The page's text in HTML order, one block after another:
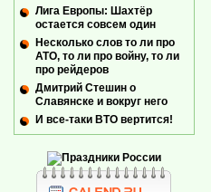
Лига Европы: Шахтёр
остается совсем один
Несколько слов то ли про
АТО, то ли про войну, то ли
про рейдеров
Дмитрий Стешин о
Славянске и вокруг него
И все-таки ВТО вертится!